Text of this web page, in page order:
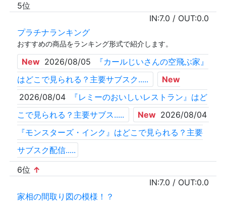
5位
IN:7.0 / OUT:0.0
プラチナランキング
おすすめの商品をランキング形式で紹介します。
New 2026/08/05
『カールじいさんの空飛ぶ家』
はどこで見られる？主要サブスク.....
New
2026/08/04
『レミーのおいしいレストラン』はど
こで見られる？主要サブス.....
New 2026/08/04
『モンスターズ・インク』はどこで見られる？主要
サブスク配信.....
6位 ↑
IN:7.0 / OUT:0.0
家相の間取り図の模様！？